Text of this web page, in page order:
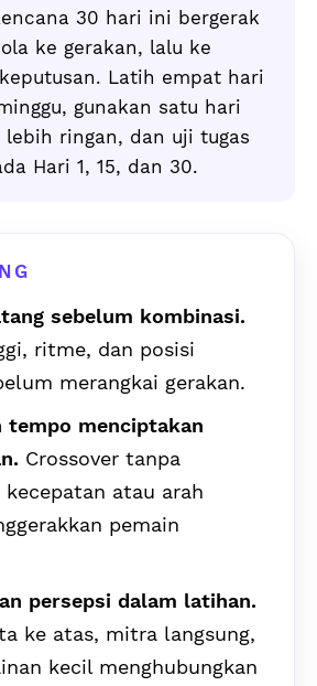
30 hari ini bergerak
ke gerakan, lalu ke
Latih empat hari
gunakan satu hari
lebih ringan, dan uji tugas
Hari 1, 15, dan 30.
sebelum kombinasi.
ritme, dan posisi
merangkai gerakan.
tempo menciptakan
Crossover tanpa
kecepatan atau arah
pemain
persepsi dalam latihan.
ke atas, mitra langsung,
kecil menghubungkan